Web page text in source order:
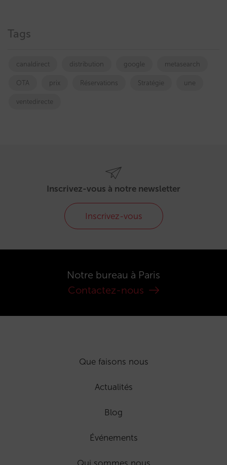
Tags
canaldirect distribution google metasearch
OTA prix Réservations Stratégie une
ventedirecte
Inscrivez-vous à notre newsletter
Inscrivez-vous
Notre bureau à Paris
Contactez-nous
Que faisons nous
Actualités
Blog
Événements
Qui sommes nous